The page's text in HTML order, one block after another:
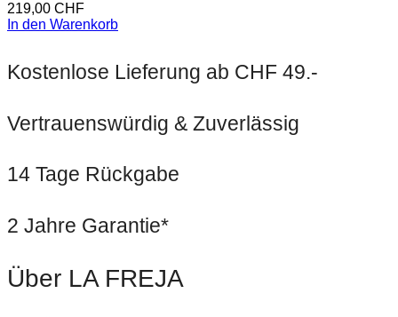
219,00 CHF
In den Warenkorb
Kostenlose Lieferung ab CHF 49.-
Vertrauenswürdig & Zuverlässig
14 Tage Rückgabe
2 Jahre Garantie*
Über LA FREJA